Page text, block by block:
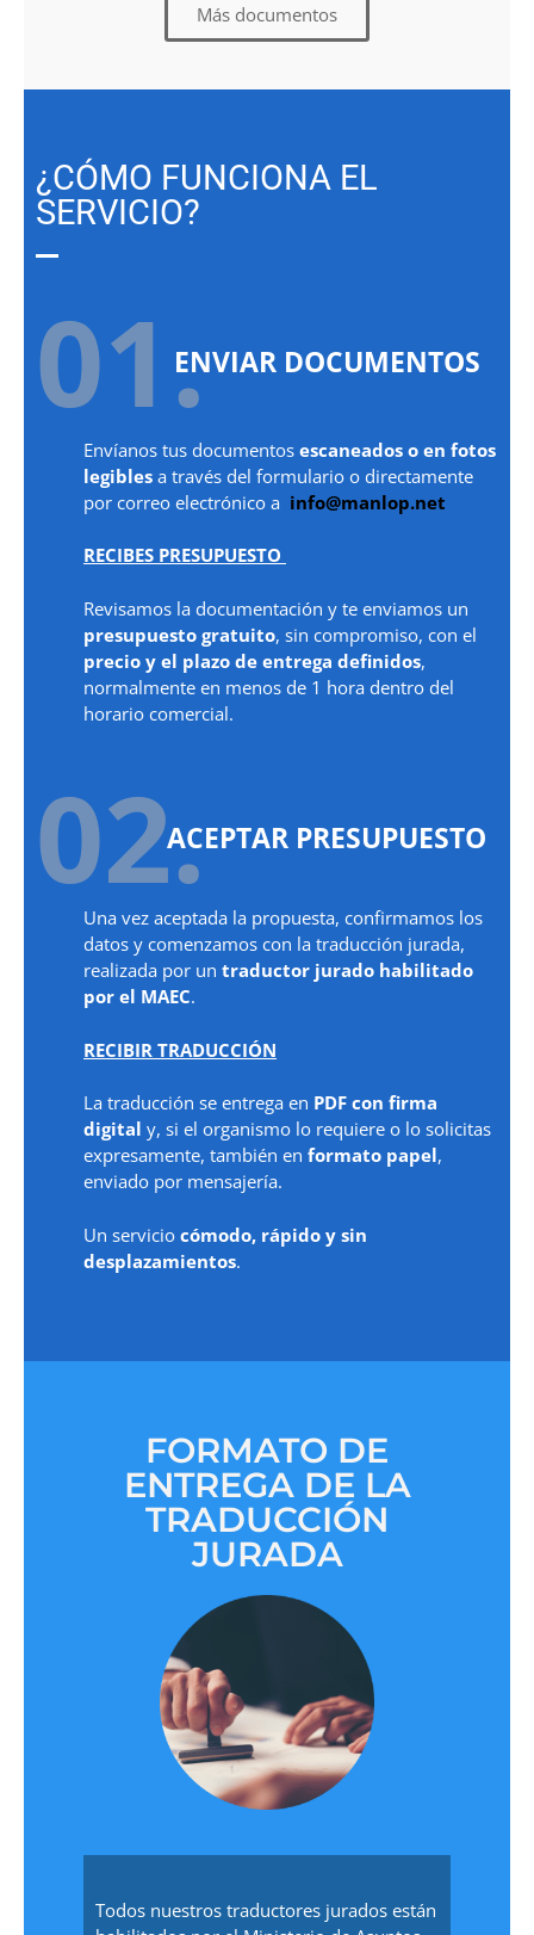
Más documentos
¿CÓMO FUNCIONA EL
SERVICIO?
01.ENVIAR DOCUMENTOS
Envíanos tus documentos escaneados o en fotos
legibles a través del formulario o directamente
por correo electrónico a info@manlop.net
RECIBES PRESUPUESTO
Revisamos la documentación y te enviamos un
presupuesto gratuito, sin compromiso, con el
precio y el plazo de entrega definidos,
normalmente en menos de 1 hora dentro del
horario comercial.
02.ACEPTAR PRESUPUESTO
Una vez aceptada la propuesta, confirmamos los
datos y comenzamos con la traducción jurada,
realizada por un traductor jurado habilitado
por el MAEC.
RECIBIR TRADUCCIÓN
La traducción se entrega en PDF con firma
digital y, si el organismo lo requiere o lo solicitas
expresamente, también en formato papel,
enviado por mensajería.
Un servicio cómodo, rápido y sin
desplazamientos.
FORMATO DE
ENTREGA DE LA
TRADUCCIÓN
JURADA
Todos nuestros traductores jurados están